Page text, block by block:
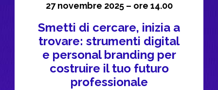
27 novembre 2025 – ore 14.00​
Smetti di cercare, inizia a
trovare: strumenti digital
e personal branding per
costruire il tuo futuro
professionale​